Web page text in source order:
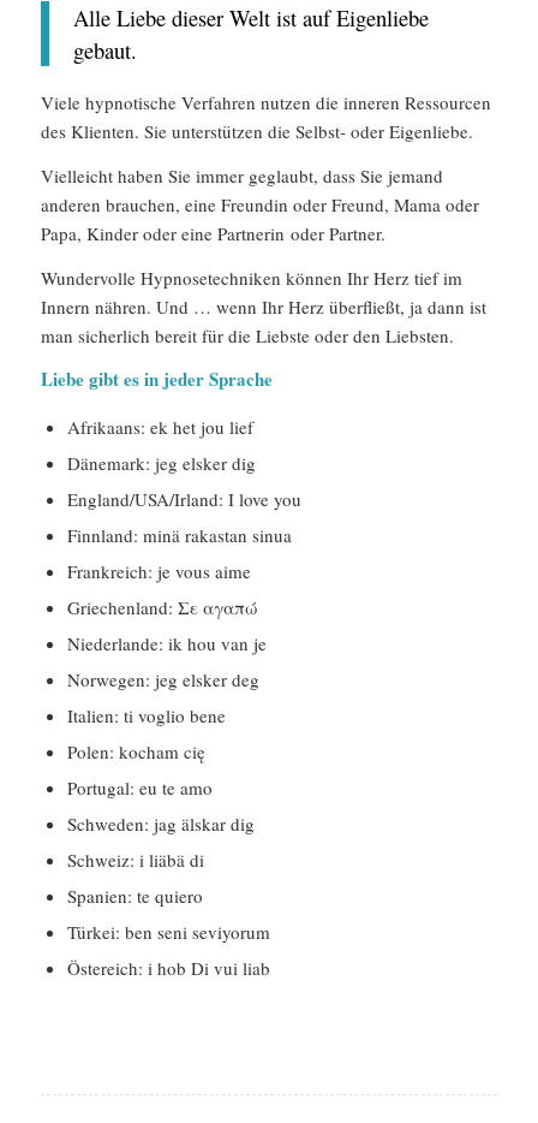
Alle Liebe dieser Welt ist auf Eigenliebe
gebaut.
Viele hypnotische Verfahren nutzen die inneren Ressourcen
des Klienten. Sie unterstützen die Selbst- oder Eigenliebe.
Vielleicht haben Sie immer geglaubt, dass Sie jemand
anderen brauchen, eine Freundin oder Freund, Mama oder
Papa, Kinder oder eine Partnerin oder Partner.
Wundervolle Hypnosetechniken können Ihr Herz tief im
Innern nähren. Und … wenn Ihr Herz überfließt, ja dann ist
man sicherlich bereit für die Liebste oder den Liebsten.
Liebe gibt es in jeder Sprache
Afrikaans: ek het jou lief
Dänemark: jeg elsker dig
England/USA/Irland: I love you
Finnland: minä rakastan sinua
Frankreich: je vous aime
Griechenland: Σε αγαπώ
Niederlande: ik hou van je
Norwegen: jeg elsker deg
Italien: ti voglio bene
Polen: kocham cię
Portugal: eu te amo
Schweden: jag älskar dig
Schweiz: i liäbä di
Spanien: te quiero
Türkei: ben seni seviyorum
Östereich: i hob Di vui liab